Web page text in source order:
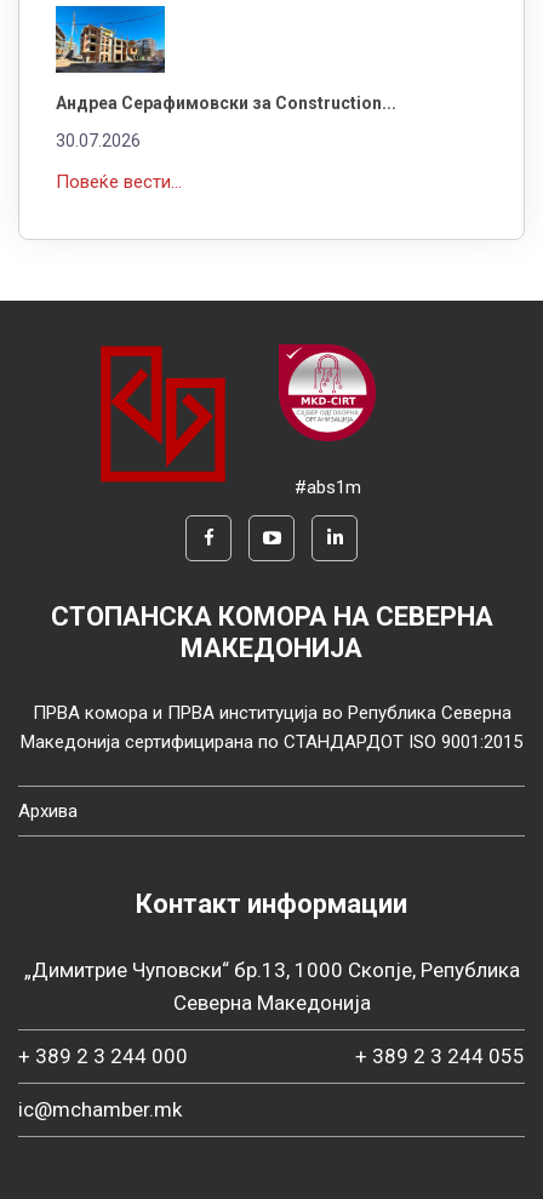
Андреа Серафимовски за Construction...
30.07.2026
Повеќе вести...
#abs1m
СТОПАНСКА КОМОРА НА СЕВЕРНА
МАКЕДОНИЈА
ПРВА комора и ПРВА институција во Република Северна
Македонија сертифицирана по СТАНДАРДОТ ISO 9001:2015
Архива
Контакт информации
„Димитрие Чуповски“ бр.13, 1000 Скопје, Република
Северна Македонија
+ 389 2 3 244 000 + 389 2 3 244 055
ic@mchamber.mk